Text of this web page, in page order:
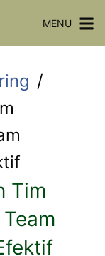
MENU
Tim